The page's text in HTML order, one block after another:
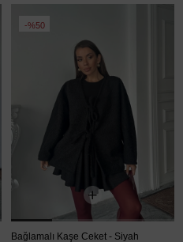
%50
Bağlamalı Kaşe Ceket - Siyah